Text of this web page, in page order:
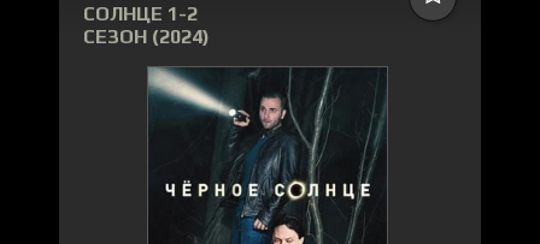
СОЛНЦЕ 1-2
СЕЗОН (2024)